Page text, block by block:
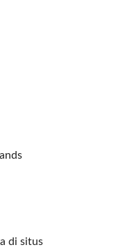
di situs